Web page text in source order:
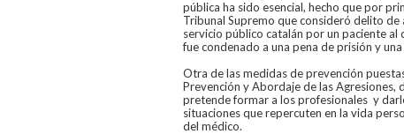
pública ha sido esencial, hecho que por
Tribunal Supremo que consideró delito
servicio público catalán por un paciente
fue condenado a una pena de prisión y
Otra de las medidas de prevención
Prevención y Abordaje de las Agresiones,
pretende formar a los profesionales y
situaciones que repercuten en la vida
del médico.